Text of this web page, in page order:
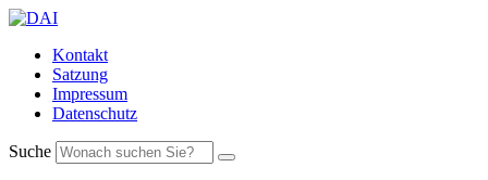
Kontakt
Satzung
Impressum
Datenschutz
Suche